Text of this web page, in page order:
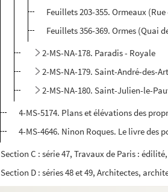
Feuillets 203-355. Ormeaux (Rue
Feuillets 356-369. Ormes (Quai
2-MS-NA-178. Paradis - Royale
2-MS-NA-179. Saint-André-des-
2-MS-NA-180. Saint-Julien-le-
4-MS-5174. Plans et élévations des
4-MS-4646. Ninon Roques. Le livre des
Section C : série 47, Travaux de Paris :
Section D : séries 48 et 49, Architectes,